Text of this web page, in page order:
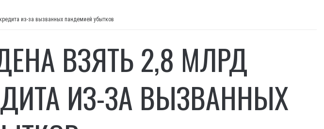
из-за вызванных пандемией убытков
ВЗЯТЬ 2,8 МЛРД
ИЗ-ЗА ВЫЗВАННЫХ